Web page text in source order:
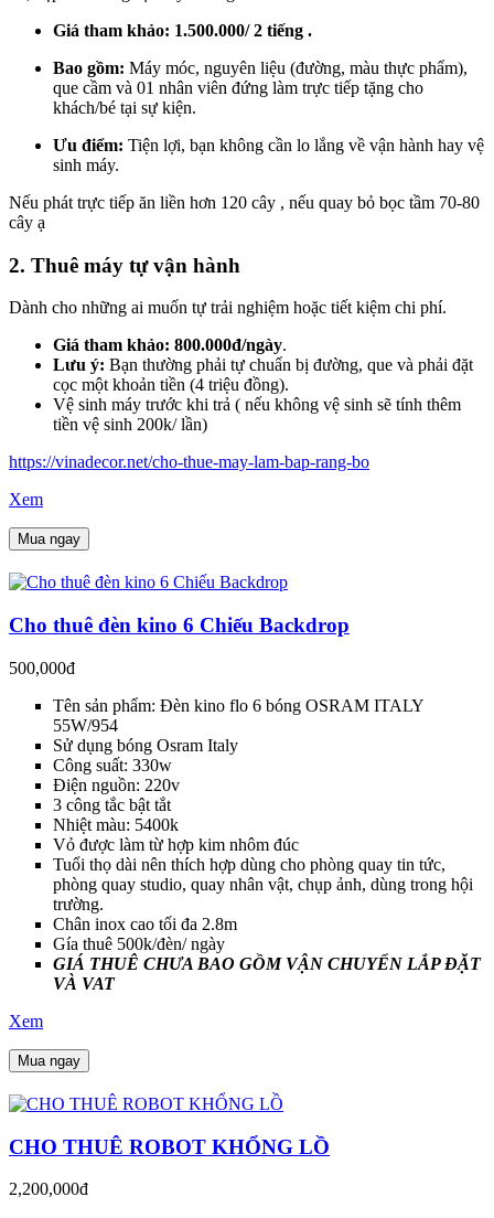
Giá tham khảo: 1.500.000/ 2 tiếng .
Bao gồm: Máy móc, nguyên liệu (đường, màu thực phẩm),
que cầm và 01 nhân viên đứng làm trực tiếp tặng cho
khách/bé tại sự kiện.
Ưu điểm: Tiện lợi, bạn không cần lo lắng về vận hành hay vệ
sinh máy.
Nếu phát trực tiếp ăn liền hơn 120 cây , nếu quay bỏ bọc tầm 70-80
cây ạ
2. Thuê máy tự vận hành
Dành cho những ai muốn tự trải nghiệm hoặc tiết kiệm chi phí.
Giá tham khảo: 800.000đ/ngày.
Lưu ý: Bạn thường phải tự chuẩn bị đường, que và phải đặt
cọc một khoản tiền (4 triệu đồng).
Vệ sinh máy trước khi trả ( nếu không vệ sinh sẽ tính thêm
tiền vệ sinh 200k/ lần)
https://vinadecor.net/cho-thue-may-lam-bap-rang-bo
Xem
Mua ngay
Cho thuê đèn kino 6 Chiếu Backdrop
500,000đ
Tên sản phẩm: Đèn kino flo 6 bóng OSRAM ITALY
55W/954
Sử dụng bóng Osram Italy
Công suất: 330w
Điện nguồn: 220v
3 công tắc bật tắt
Nhiệt màu: 5400k
Vỏ được làm từ hợp kim nhôm đúc
Tuổi thọ dài nên thích hợp dùng cho phòng quay tin tức,
phòng quay studio, quay nhân vật, chụp ảnh, dùng trong hội
trường.
Chân inox cao tối đa 2.8m
Gía thuê 500k/đèn/ ngày
GIÁ THUÊ CHƯA BAO GỒM VẬN CHUYỂN LẮP ĐẶT
VÀ VAT
Xem
Mua ngay
CHO THUÊ ROBOT KHỔNG LỒ
2,200,000đ